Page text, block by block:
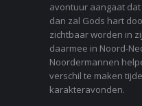
avontuur aangaat
dan zal Gods hart
zichtbaar worden in
daarmee in Noord-
Noordermannen
verschil te maken
karakteravonden.